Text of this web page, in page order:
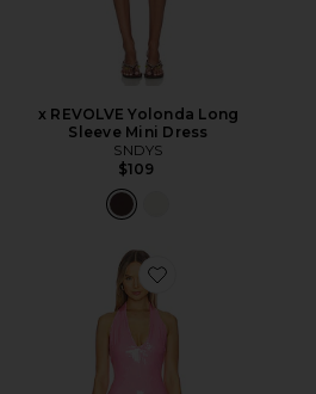
x REVOLVE Yolonda Long
Sleeve Mini Dress
SNDYS
$109
Favorite Mari Mini Dress